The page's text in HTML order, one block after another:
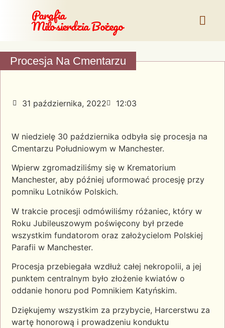
Parafia
Miłosierdzia Bożego
Procesja Na Cmentarzu
31 października, 2022 12:03
W niedzielę 30 października odbyła się procesja na
Cmentarzu Południowym w Manchester.
Wpierw zgromadziliśmy się w Krematorium
Manchester, aby później uformować procesję przy
pomniku Lotników Polskich.
W trakcie procesji odmówiliśmy różaniec, który w
Roku Jubileuszowym poświęcony był przede
wszystkim fundatorom oraz założycielom Polskiej
Parafii w Manchester.
Procesja przebiegała wzdłuż całej nekropolii, a jej
punktem centralnym było złożenie kwiatów o
oddanie honoru pod Pomnikiem Katyńskim.
Dziękujemy wszystkim za przybycie, Harcerstwu za
wartę honorową i prowadzeniu konduktu